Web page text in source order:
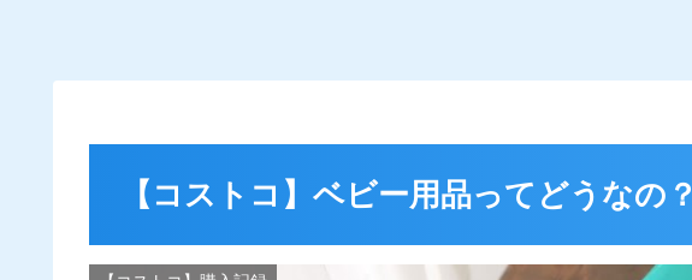
【コストコ】ベビー用品ってどうなの？